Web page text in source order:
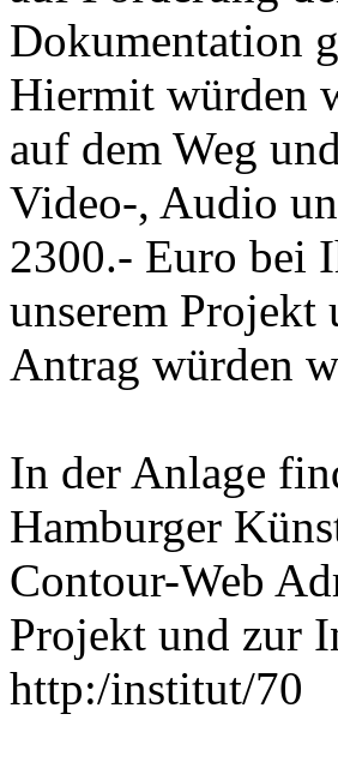
Dokumentation
Hiermit würden
auf dem Weg
Video-, Audio
2300.- Euro bei
unserem Projekt
Antrag würden
In der Anlage
Hamburger
Contour-Web
Projekt und zur
http:/institut/70